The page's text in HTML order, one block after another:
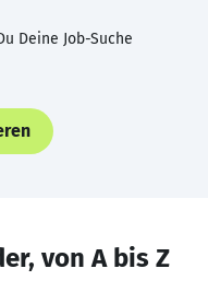
Deine Job-Suche
von A bis Z